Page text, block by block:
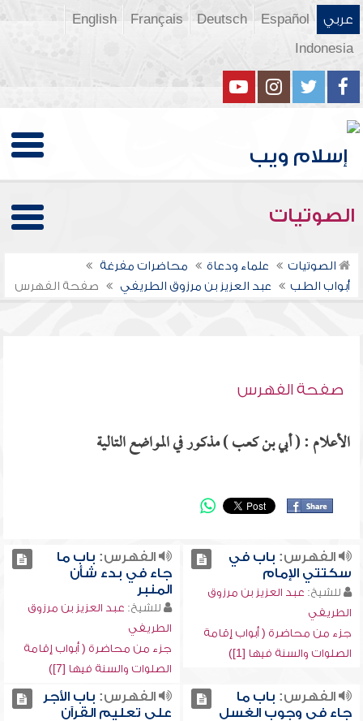
عربي Español
Deutsch
Français
English
Indonesia
الصوتيات
الصوتيات علماء ودعاة
محاضرات مفرغة
أبواب الطب
عبد العزيز بن مرزوق الطريفي صفحة الفهرس
صفحة الفهرس
الأعلام : ( أبي بن كعب ) مذكور في المواضع التالية
الفهرس: باب في
سكتتي الإمام
للشيخ: عبد العزيز بن مرزوق
الطريفي
جزء من محاضرة ( أبواب إقامة
الصلوات والسنة فيها [1])
الفهرس: باب ما
جاء في بدء شأن
المنبر
للشيخ: عبد العزيز بن مرزوق
الطريفي
جزء من محاضرة ( أبواب إقامة
الصلوات والسنة فيها [7])
الفهرس: باب ما
جاء في وجوب الغسل
الفهرس: باب الأجر
على تعليم القرآن